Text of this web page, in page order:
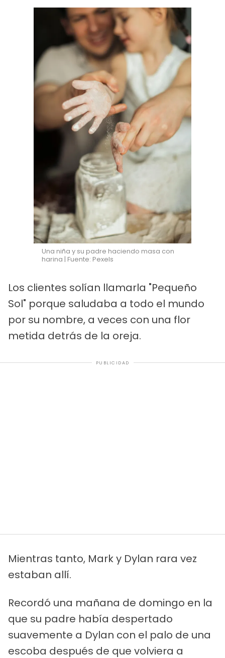
Una niña y su padre haciendo masa con
harina | Fuente: Pexels
Los clientes solían llamarla "Pequeño
Sol" porque saludaba a todo el mundo
por su nombre, a veces con una flor
metida detrás de la oreja.
PUBLICIDAD
Mientras tanto, Mark y Dylan rara vez
estaban allí.
Recordó una mañana de domingo en la
que su padre había despertado
suavemente a Dylan con el palo de una
escoba después de que volviera a